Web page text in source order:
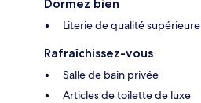
Dormez bien
Literie de qualité supérieure
Rafraîchissez-vous
Salle de bain privée
Articles de toilette de luxe